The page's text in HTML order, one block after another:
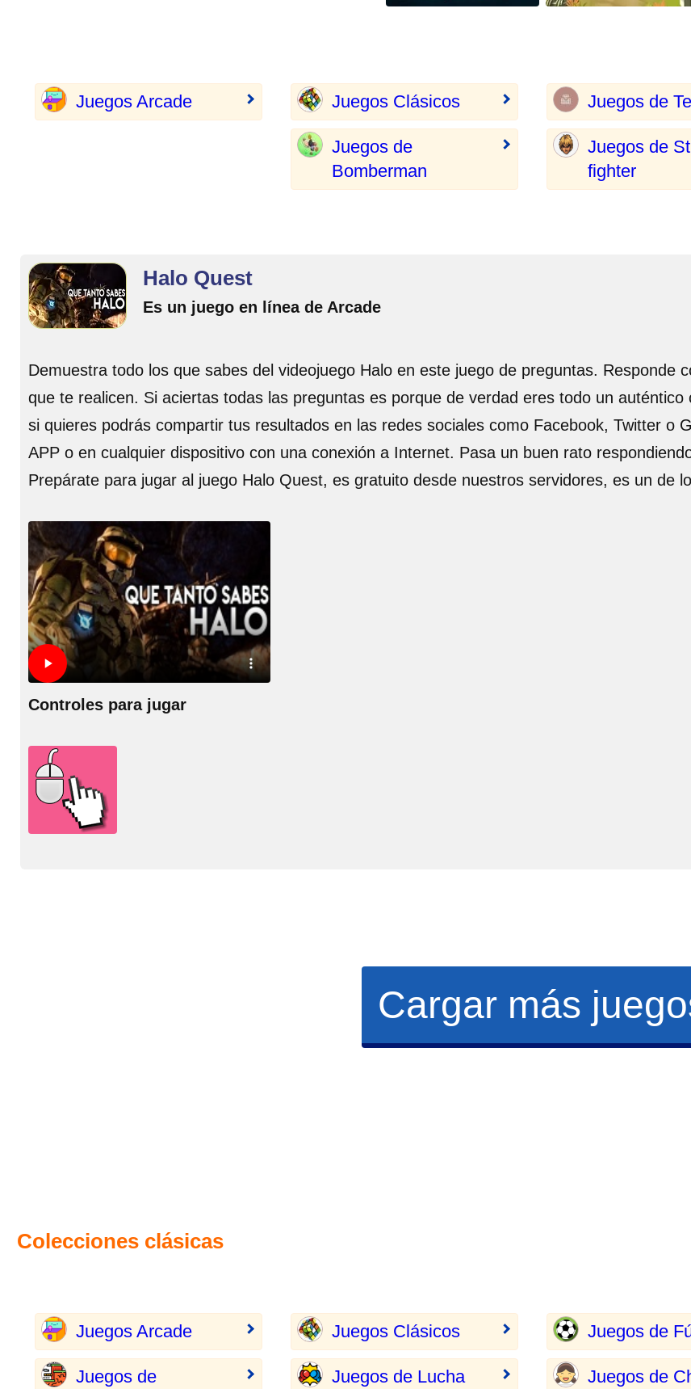
Juegos Arcade Juegos Clásicos Juegos de
Juegos de
Bomberman
Juegos de
fighter
Halo Quest
Es un juego en línea de Arcade
Demuestra todo los que sabes del videojuego Halo en este juego de preguntas. Responde
que te realicen. Si aciertas todas las preguntas es porque de verdad eres todo un auténtico
si quieres podrás compartir tus resultados en las redes sociales como Facebook, Twitter o
APP o en cualquier dispositivo con una conexión a Internet. Pasa un buen rato
Prepárate para jugar al juego Halo Quest, es gratuito desde nuestros servidores, es un de
Controles para jugar
Cargar más
Colecciones clásicas
Juegos Arcade Juegos Clásicos Juegos de
Juegos de Juegos de Lucha Juegos de